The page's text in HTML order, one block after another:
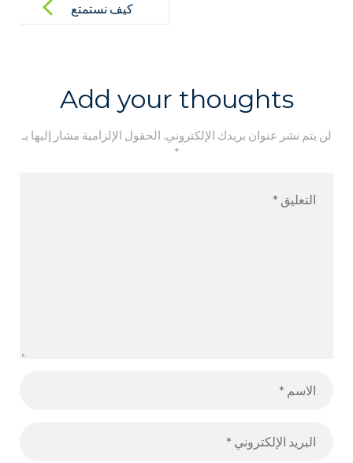
كيف نستمتع
Add your thoughts
لن يتم نشر عنوان بريدك الإلكتروني. الحقول الإلزامية مشار إليها بـ
*